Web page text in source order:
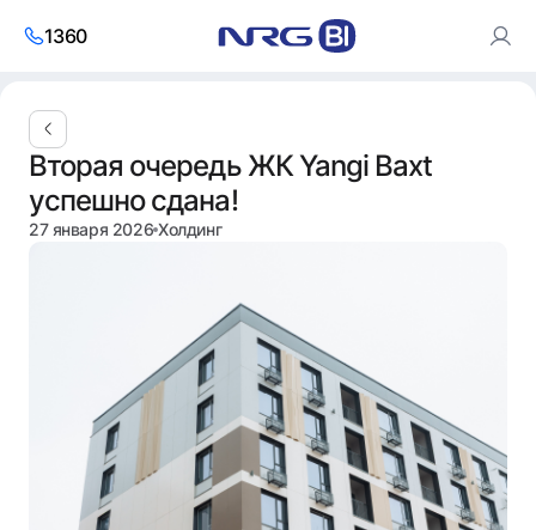
1360
Вторая очередь ЖК Yangi Baxt
успешно сдана!
27 января 2026 Холдинг
Используя сайт, вы соглашаетесь с использованием
cookies иполитикой обработки персональных данных
Согласен